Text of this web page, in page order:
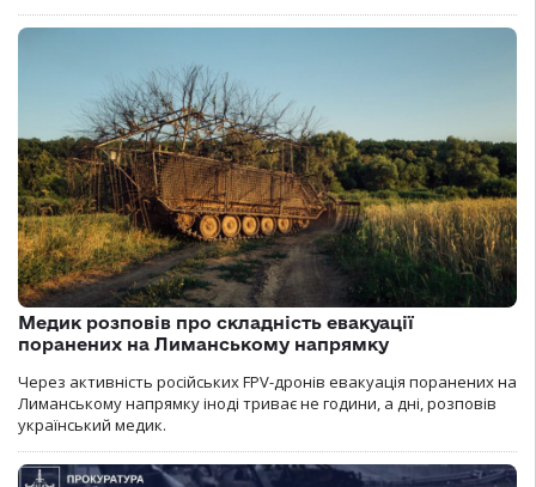
Медик розповів про складність евакуації
поранених на Лиманському напрямку
Через активність російських FPV-дронів евакуація поранених на
Лиманському напрямку іноді триває не години, а дні, розповів
український медик.